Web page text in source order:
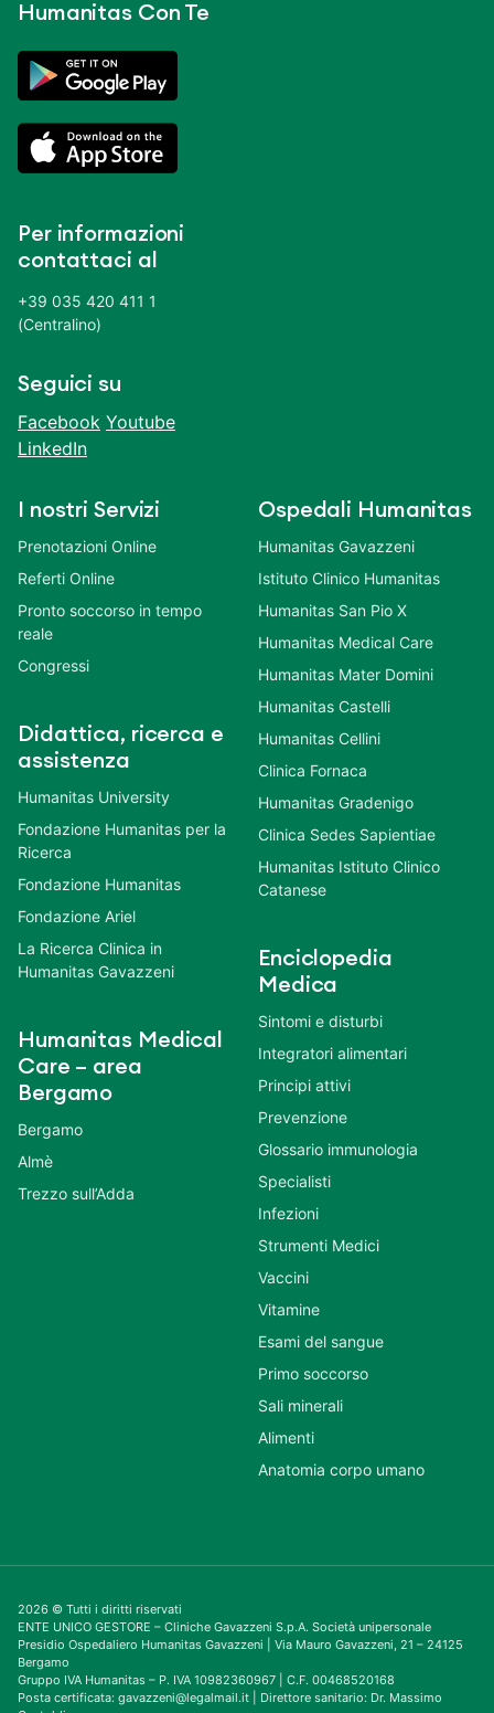
Humanitas Con Te
Per informazioni
contattaci al
+39 035 420 411 1
(Centralino)
Seguici su
Facebook Youtube
LinkedIn
I nostri Servizi
Prenotazioni Online
Referti Online
Pronto soccorso in tempo
reale
Congressi
Didattica, ricerca e
assistenza
Humanitas University
Fondazione Humanitas per la
Ricerca
Fondazione Humanitas
Fondazione Ariel
La Ricerca Clinica in
Humanitas Gavazzeni
Humanitas Medical
Care – area
Bergamo
Bergamo
Almè
Trezzo sull’Adda
Ospedali Humanitas
Humanitas Gavazzeni
Istituto Clinico Humanitas
Humanitas San Pio X
Humanitas Medical Care
Humanitas Mater Domini
Humanitas Castelli
Humanitas Cellini
Clinica Fornaca
Humanitas Gradenigo
Clinica Sedes Sapientiae
Humanitas Istituto Clinico
Catanese
Enciclopedia
Medica
Sintomi e disturbi
Integratori alimentari
Principi attivi
Prevenzione
Glossario immunologia
Specialisti
Infezioni
Strumenti Medici
Vaccini
Vitamine
Esami del sangue
Primo soccorso
Sali minerali
Alimenti
Anatomia corpo umano
2026 © Tutti i diritti riservati
ENTE UNICO GESTORE – Cliniche Gavazzeni S.p.A. Società unipersonale
Presidio Ospedaliero Humanitas Gavazzeni | Via Mauro Gavazzeni, 21 – 24125
Bergamo
Gruppo IVA Humanitas – P. IVA 10982360967 | C.F. 00468520168
Posta certificata: gavazzeni@legalmail.it | Direttore sanitario: Dr. Massimo